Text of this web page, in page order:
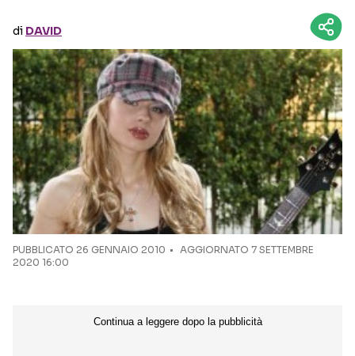
di DAVID
PUBBLICATO 26 GENNAIO 2010
AGGIORNATO 7 SETTEMBRE
2020 16:00